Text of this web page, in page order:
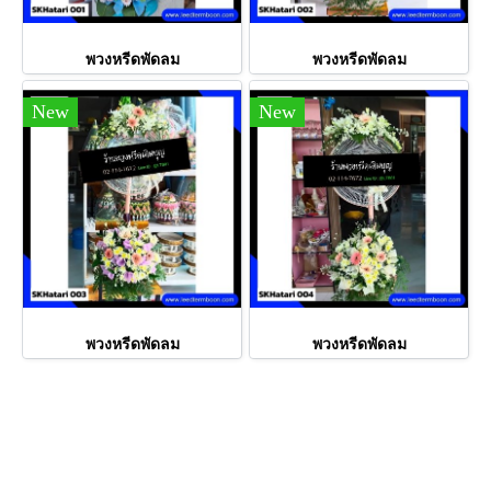
พวงหรีดพัดลม พวงหรีดพัดลม
New
พวงหรีดพัดลม
New
พวงหรีดพัดลม